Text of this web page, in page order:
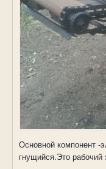
Основной компонент -
гнущийся.Это рабочий